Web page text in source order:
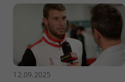
12.09.2025